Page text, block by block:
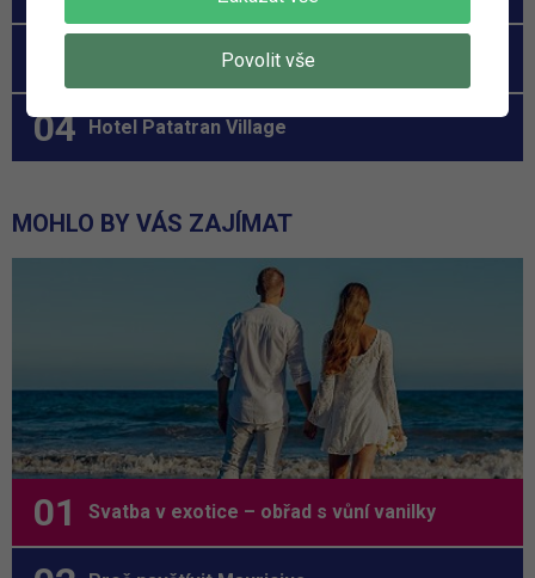
Royal Island Resort
Hotel Patatran Village
MOHLO BY VÁS ZAJÍMAT
Svatba v exotice – obřad s vůní vanilky
Povolit vše